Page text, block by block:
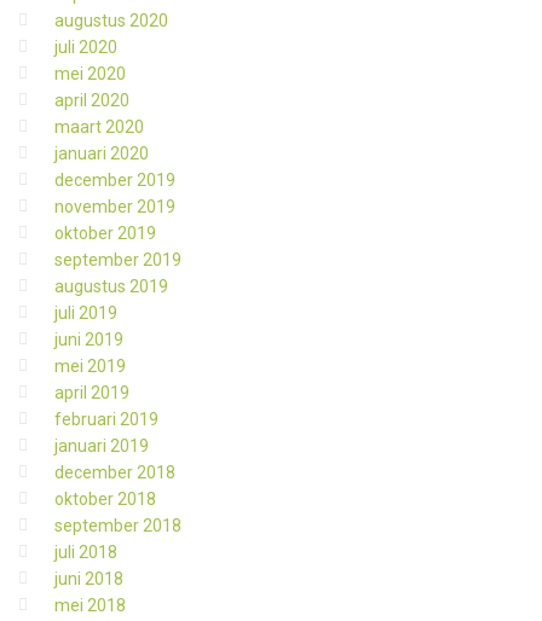
augustus 2020
juli 2020
mei 2020
april 2020
maart 2020
januari 2020
december 2019
november 2019
oktober 2019
september 2019
augustus 2019
juli 2019
juni 2019
mei 2019
april 2019
februari 2019
januari 2019
december 2018
oktober 2018
september 2018
juli 2018
juni 2018
mei 2018